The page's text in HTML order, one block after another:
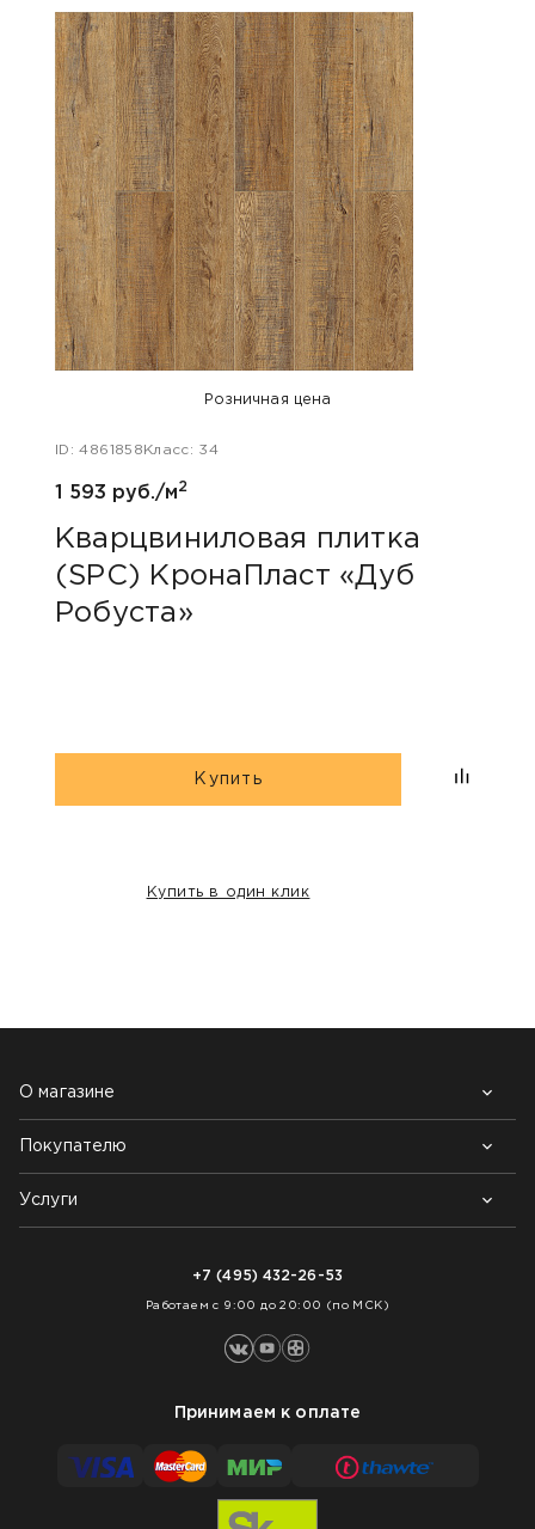
Розничная цена
ID: 4861858 Класс: 34
1 593 руб./м2
Кварцвиниловая плитка
(SPC) КронаПласт «Дуб
Робуста»
Купить
Купить в один клик
О магазине
Почему выбирают нас
Контакты
Блог
Покупателю
Возврат товара
Как заказать
Услуги
+7 (495) 432-26-53
Работаем с 9:00 до 20:00 (по МСК)
Принимаем к оплате